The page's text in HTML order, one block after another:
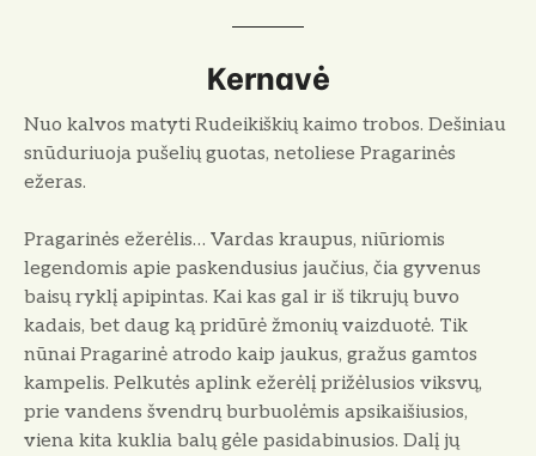
Kernavė
Nuo kalvos matyti Rudeikiškių kaimo trobos. Dešiniau
snūduriuoja pušelių guotas, netoliese Pragarinės
ežeras.
Pragarinės ežerėlis… Vardas kraupus, niūriomis
legendomis apie paskendusius jaučius, čia gyvenus
baisų ryklį apipintas. Kai kas gal ir iš tikrujų buvo
kadais, bet daug ką pridūrė žmonių vaizduotė. Tik
nūnai Pragarinė atrodo kaip jaukus, gražus gamtos
kampelis. Pelkutės aplink ežerėlį prižėlusios viksvų,
prie vandens švendrų burbuolėmis apsikaišiusios,
viena kita kuklia balų gėle pasidabinusios. Dalį jų